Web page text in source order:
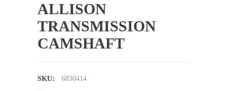
ALLISON
TRANSMISSION
CAMSHAFT
SKU: 6830414